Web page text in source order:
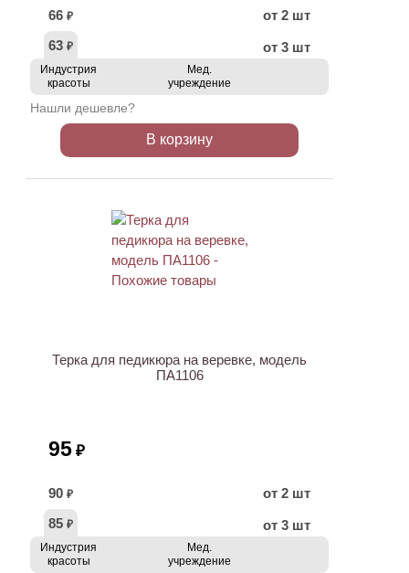
66 ₽
от 2 шт
63 ₽ от 3 шт
Индустрия
красоты
Мед.
учреждение
Нашли дешевле?
В корзину
Терка для педикюра на веревке, модель
ПА1106
95 ₽
90 ₽
от 2 шт
85 ₽ от 3 шт
Индустрия
красоты
Мед.
учреждение